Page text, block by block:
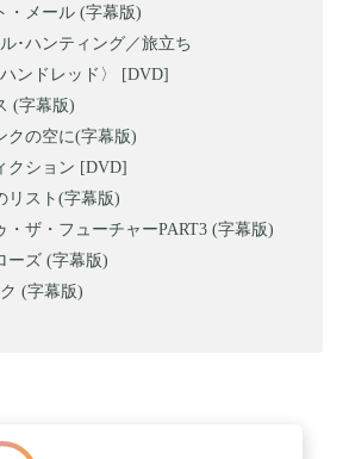
・メール (字幕版)
･ハンティング／旅立ち
ンドレッド〉 [DVD]
(字幕版)
クの空に(字幕版)
クション [DVD]
リスト(字幕版)
・ザ・フューチャーPART3 (字幕版)
ーズ (字幕版)
(字幕版)